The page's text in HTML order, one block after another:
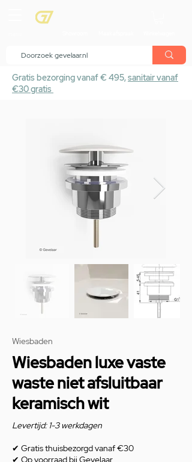
Gratis bezorging vanaf € 495,sanitair vanaf
€30 gratis
Wiesbaden
Wiesbaden luxe vaste
waste niet afsluitbaar
keramisch wit
Levertijd: 1-3 werkdagen
✔ Gratis thuisbezorgd vanaf €30
✔ Op voorraad bij Gevelaar